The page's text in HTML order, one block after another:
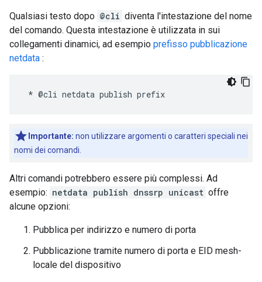
Qualsiasi testo dopo @cli diventa l'intestazione del nome
del comando. Questa intestazione è utilizzata in sui
collegamenti dinamici, ad esempio prefisso pubblicazione
netdata :
Importante: non utilizzare argomenti o caratteri speciali nei
nomi dei comandi.
Altri comandi potrebbero essere più complessi. Ad
esempio: netdata publish dnssrp unicast offre
alcune opzioni:
Pubblica per indirizzo e numero di porta
Pubblicazione tramite numero di porta e EID mesh-
locale del dispositivo